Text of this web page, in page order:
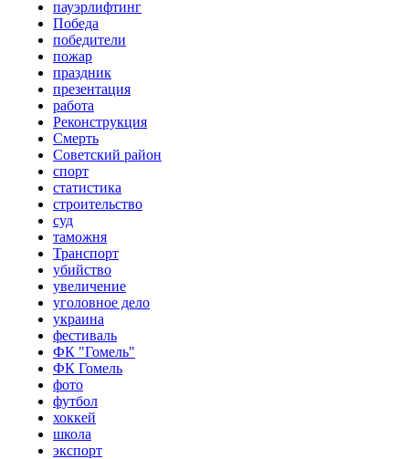
пауэрлифтинг
Победа
победители
пожар
праздник
презентация
работа
Реконструкция
Смерть
Советский район
спорт
статистика
строительство
суд
таможня
Транспорт
убийство
увеличение
уголовное дело
украина
фестиваль
ФК "Гомель"
ФК Гомель
фото
футбол
хоккей
школа
экспорт